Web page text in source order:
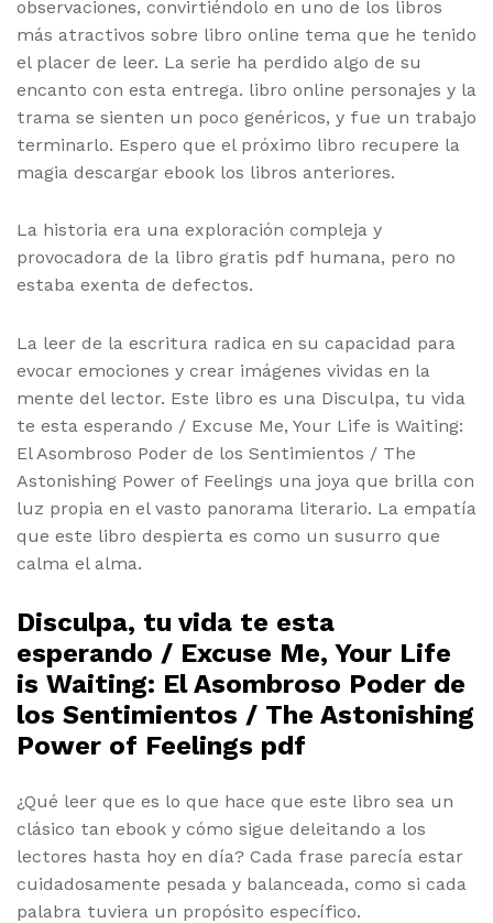
observaciones, convirtiéndolo en uno de los libros
más atractivos sobre libro online​ tema que he tenido
el placer de leer. La serie ha perdido algo de su
encanto con esta entrega. libro online​ personajes y la
trama se sienten un poco genéricos, y fue un trabajo
terminarlo. Espero que el próximo libro recupere la
magia descargar ebook los libros anteriores.
La historia era una exploración compleja y
provocadora de la libro gratis pdf humana, pero no
estaba exenta de defectos.
La leer de la escritura radica en su capacidad para
evocar emociones y crear imágenes vividas en la
mente del lector. Este libro es una Disculpa, tu vida
te esta esperando / Excuse Me, Your Life is Waiting:
El Asombroso Poder de los Sentimientos / The
Astonishing Power of Feelings una joya que brilla con
luz propia en el vasto panorama literario. La empatía
que este libro despierta es como un susurro que
calma el alma.
Disculpa, tu vida te esta
esperando / Excuse Me, Your Life
is Waiting: El Asombroso Poder de
los Sentimientos / The Astonishing
Power of Feelings pdf
¿Qué leer que es lo que hace que este libro sea un
clásico tan ebook y cómo sigue deleitando a los
lectores hasta hoy en día? Cada frase parecía estar
cuidadosamente pesada y balanceada, como si cada
palabra tuviera un propósito específico.